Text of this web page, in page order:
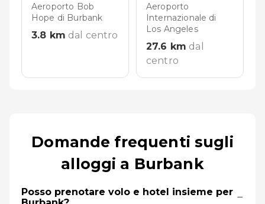
Aeroporto Bob
Hope di Burbank
3.8 km dal centro
Aeroporto
Internazionale di
Los Angeles
27.6 km dal
centro
Domande frequenti sugli
alloggi a Burbank
Posso prenotare volo e hotel insieme per −